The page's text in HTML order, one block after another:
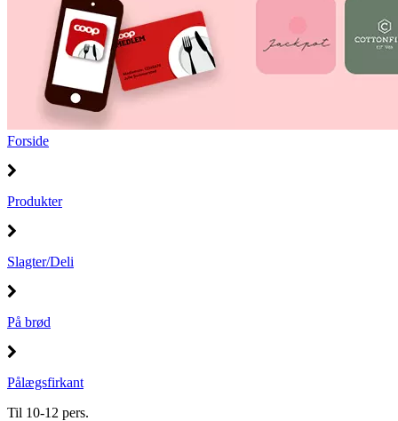
Forside
Produkter
Slagter/Deli
På brød
Pålægsfirkant
Til 10-12 pers.